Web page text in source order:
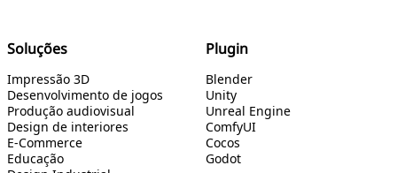
Soluções
Impressão 3D
Desenvolvimento de jogos
Produção audiovisual
Design de interiores
E-Commerce
Educação
Plugin
Blender
Unity
Unreal Engine
ComfyUI
Cocos
Godot